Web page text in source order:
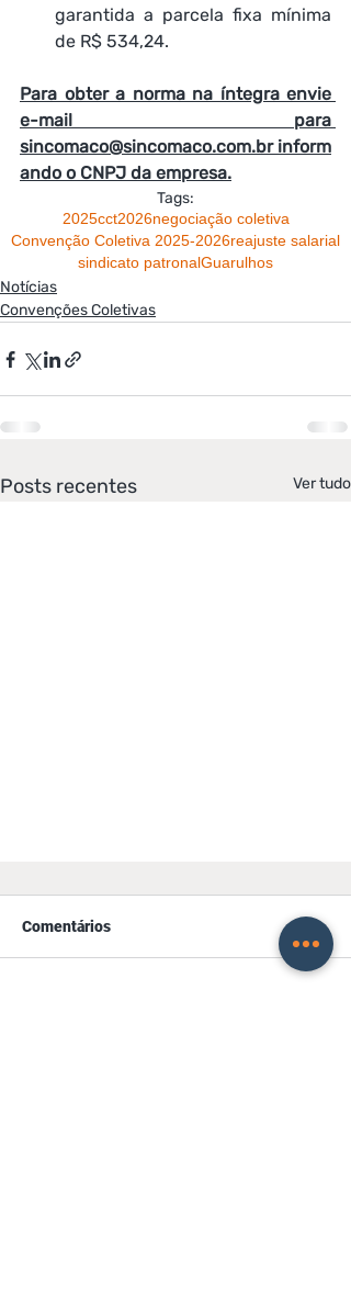
garantida a parcela fixa mínima
de R$ 534,24.
Para obter a norma na íntegra envie
sincomaco@sincomaco.com.br inform
ando o CNPJ da empresa.
Tags:
2025cct2026negociação coletiva
Convenção Coletiva 2025-2026reajuste salarial
sindicato patronalGuarulhos
Notícias
Convenções Coletivas
Posts recentes Ver tudo
Comentários